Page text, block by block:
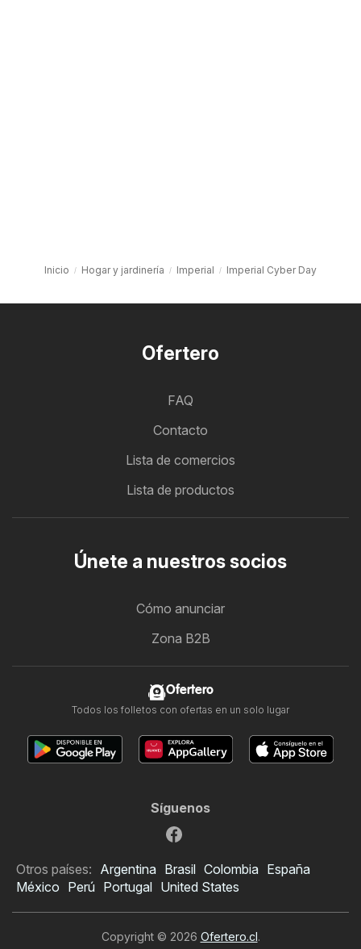
Inicio Hogar y jardinería Imperial Imperial Cyber Day
Ofertero
FAQ
Contacto
Lista de comercios
Lista de productos
Únete a nuestros socios
Cómo anunciar
Zona B2B
Ofertero
Todos los folletos con ofertas en un solo lugar
Síguenos
Otros países: Argentina Brasil Colombia España
México Perú Portugal United States
Copyright © 2026 Ofertero.cl.